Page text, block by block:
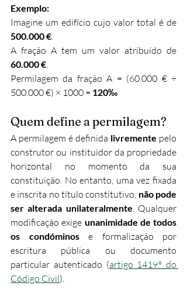
Exemplo:
500.000 €
60.000 €
Permilagem da fração A = (60.000 € ÷
500.000 €) × 1000 = 120‰
Quem define a permilagem?
A permilagem é definida livremente pelo
construtor ou instituidor da propriedade
horizontal no momento da sua
constituição. No entanto, uma vez fixada
e inscrita no título constitutivo, não pode
ser alterada unilateralmente . Qualquer
modificação exige unanimidade de todos
os condóminos e formalização por
escritura pública ou documento
particular autenticado (artigo 1419.º do
Código Civil).